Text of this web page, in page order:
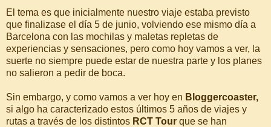
El tema es que inicialmente nuestro viaje estaba previsto
que finalizase el día 5 de junio, volviendo ese mismo día a
Barcelona con las mochilas y maletas repletas de
experiencias y sensaciones, pero como hoy vamos a ver, la
suerte no siempre puede estar de nuestra parte y los planes
no salieron a pedir de boca.
Sin embargo, y como vamos a ver hoy en Bloggercoaster,
si algo ha caracterizado estos últimos 5 años de viajes y
rutas a través de los distintos RCT Tour que se han